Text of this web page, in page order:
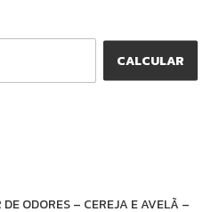
CALCULAR
ODORES – CEREJA E AVELÃ –